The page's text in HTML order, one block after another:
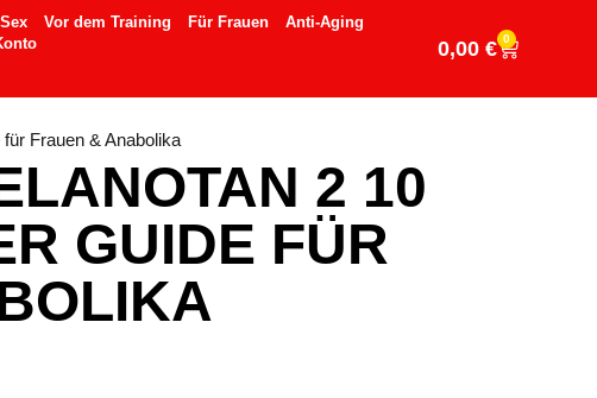
Sex Vor dem Training Für Frauen
Anti-Aging
0,00 € 0
Frauen & Anabolika
2 10
GUIDE FÜR